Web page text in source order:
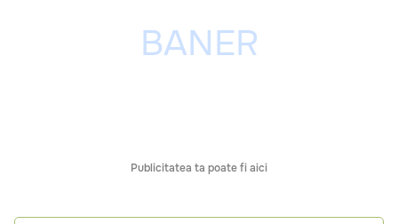
Publicitatea ta poate fi aici